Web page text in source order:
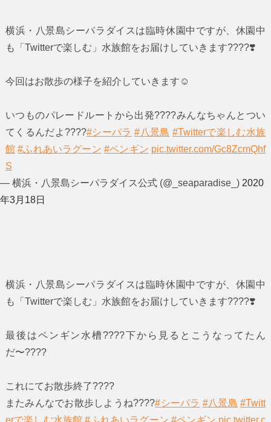
横浜・八景島シーパラダイスは臨時休園中ですが、休園中
も「Twitterで楽しむ」水族館をお届けしていきます????❣️
今回はお散歩の様子を紹介していきます☺️
いつものパレードルートから出発????みんなちゃんとつい
てくるんだよ????#シーパラ #八景島 #Twitterで楽しむ水族
館 #ふれあいラグーン #ペンギン pic.twitter.com/Gc8ZcmQhf
S
— 横浜・八景島シーパラダイス公式 (@_seaparadise_) 2020
年3月18日
横浜・八景島シーパラダイスは臨時休園中ですが、休園中
も「Twitterで楽しむ」水族館をお届けしていきます????❣️
最後はペンギン水槽????下から見るとこうなってたん
だ〜????
これにてお散歩終了????
またみんなでお散歩しようね????#シーパラ #八景島 #Twitt
erで楽しむ水族館 #ふれあいラグーン #ペンギン pic.twitter.c